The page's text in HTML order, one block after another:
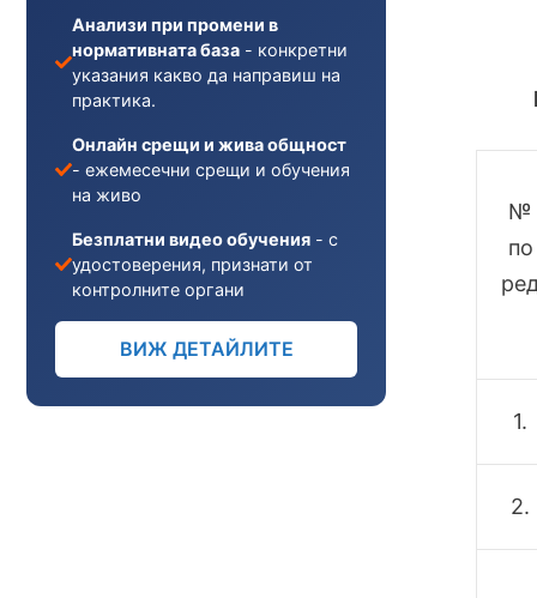
№
по
1.
2.
Анализи при промени в
нормативната база - конкретни
указания какво да направиш на
практика.
Онлайн срещи и жива общност
- ежемесечни срещи и обучения
на живо
Безплатни видео обучения - с
удостоверения, признати от
контролните органи
ВИЖ ДЕТАЙЛИТЕ